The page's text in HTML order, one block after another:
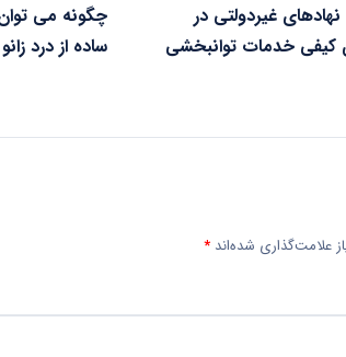
غیردولتی در
کیفی خدمات توانبخشی
چگونه می
ساده از درد
علامت‌گذاری شده‌اند *